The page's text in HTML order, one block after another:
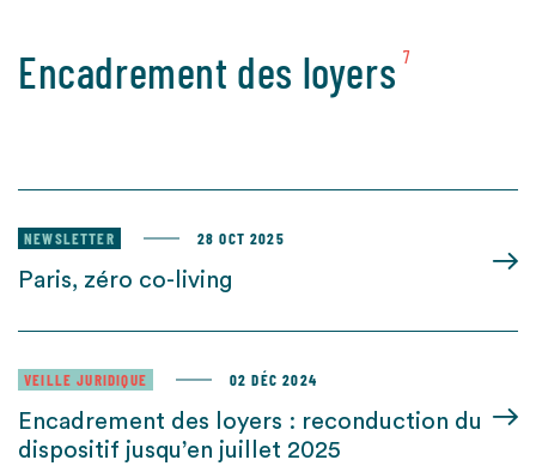
Encadrement des loyers 7
NEWSLETTER 28 OCT 2025
Paris, zéro co-living
VEILLE JURIDIQUE 02 DÉC 2024
Encadrement des loyers : reconduction du
dispositif jusqu’en juillet 2025